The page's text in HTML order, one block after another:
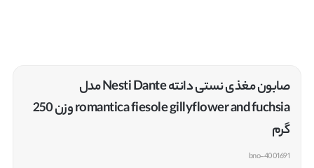
صابون مغذی نستی دانته Nesti Dante مدل
romantica fiesole gillyflower and fuchsia وزن 250
گرم
bno-4001691